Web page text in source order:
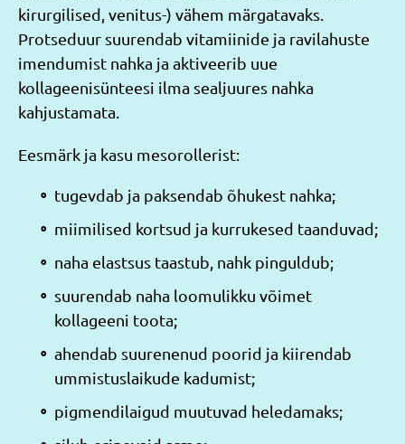
kirurgilised, venitus-) vähem märgatavaks.
Protseduur suurendab vitamiinide ja ravilahuste
imendumist nahka ja aktiveerib uue
kollageenisünteesi ilma sealjuures nahka
kahjustamata.
Eesmärk ja kasu mesorollerist:
tugevdab ja paksendab õhukest nahka;
miimilised kortsud ja kurrukesed taanduvad;
naha elastsus taastub, nahk pinguldub;
suurendab naha loomulikku võimet
kollageeni toota;
ahendab suurenenud poorid ja kiirendab
ummistuslaikude kadumist;
pigmendilaigud muutuvad heledamaks;